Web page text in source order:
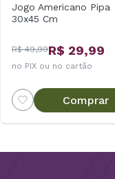
Jogo Americano Pipa
30x45 Cm
R$ 49,99R$ 29,99
no PIX ou no cartão
Comprar